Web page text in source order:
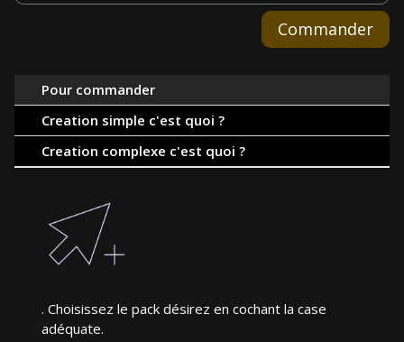
Commander
Pour commander
Creation simple c'est quoi ?
Creation complexe c'est quoi ?
. Choisissez le pack désirez en cochant la case
adéquate.